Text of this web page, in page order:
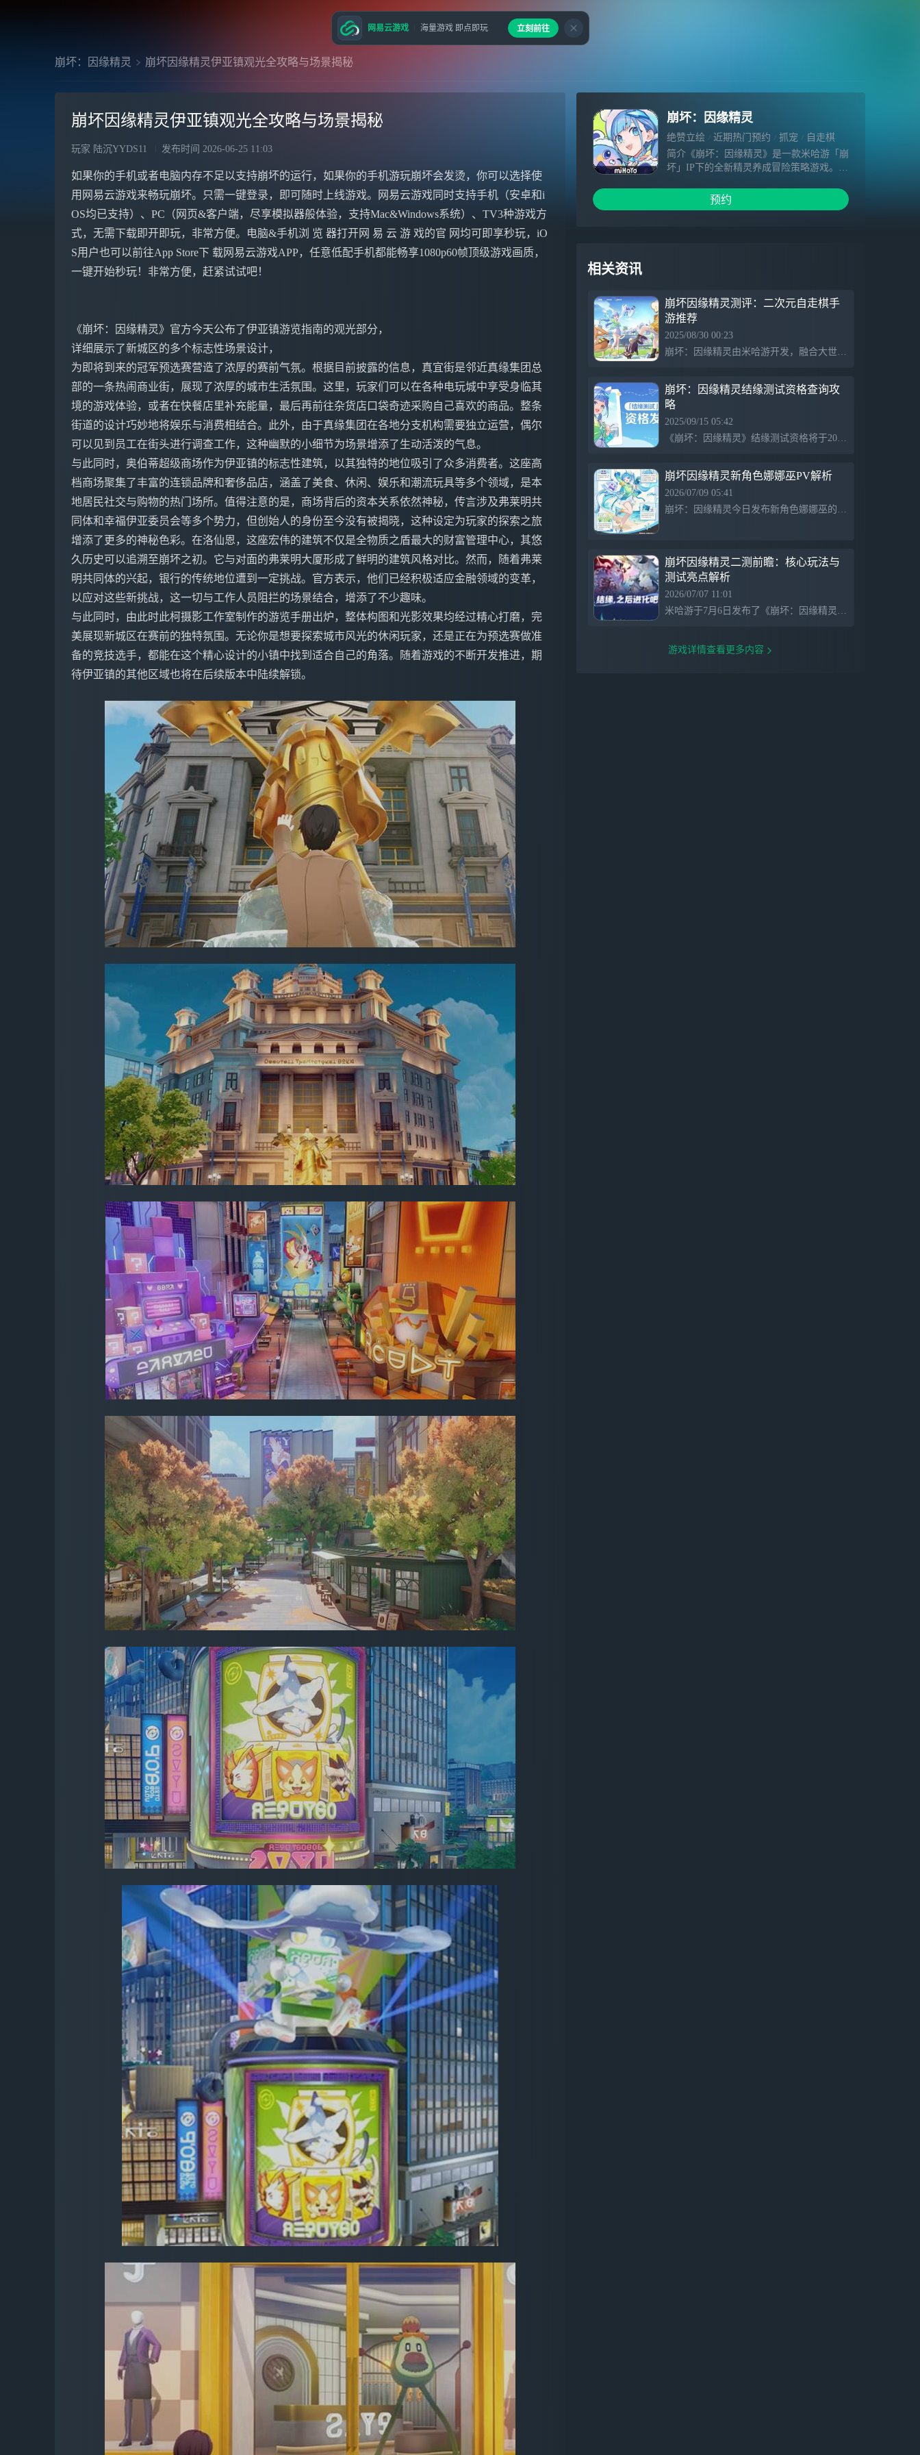
崩坏：因缘精灵 崩坏因缘精灵伊亚镇观光全攻略与场景揭秘
崩坏因缘精灵伊亚镇观光全攻略与场景揭秘
玩家 陆沉YYDS11 发布时间 2026-06-25 11:03
如果你的手机或者电脑内存不足以支持崩坏的运行，如果你的手机游玩崩坏会发烫，你可以选择使
用网易云游戏来畅玩崩坏。只需一键登录，即可随时上线游戏。网易云游戏同时支持手机（安卓和i
OS均已支持）、PC（网页&客户端，尽享模拟器般体验，支持Mac&Windows系统）、TV3种游戏方
式，无需下载即开即玩，非常方便。电脑&手机浏 览 器打开网 易 云 游 戏的官 网均可即享秒玩，iO
S用户也可以前往App Store下 载网易云游戏APP，任意低配手机都能畅享1080p60帧顶级游戏画质，
一键开始秒玩！非常方便，赶紧试试吧！
《崩坏：因缘精灵》官方今天公布了伊亚镇游览指南的观光部分，
详细展示了新城区的多个标志性场景设计，
为即将到来的冠军预选赛营造了浓厚的赛前气氛。根据目前披露的信息，真宜街是邻近真缘集团总
部的一条热闹商业街，展现了浓厚的城市生活氛围。这里，玩家们可以在各种电玩城中享受身临其
境的游戏体验，或者在快餐店里补充能量，最后再前往杂货店口袋奇迹采购自己喜欢的商品。整条
街道的设计巧妙地将娱乐与消费相结合。此外，由于真缘集团在各地分支机构需要独立运营，偶尔
可以见到员工在街头进行调查工作，这种幽默的小细节为场景增添了生动活泼的气息。
与此同时，奥伯蒂超级商场作为伊亚镇的标志性建筑，以其独特的地位吸引了众多消费者。这座高
档商场聚集了丰富的连锁品牌和奢侈品店，涵盖了美食、休闲、娱乐和潮流玩具等多个领域，是本
地居民社交与购物的热门场所。值得注意的是，商场背后的资本关系依然神秘，传言涉及弗莱明共
同体和幸福伊亚委员会等多个势力，但创始人的身份至今没有被揭晓，这种设定为玩家的探索之旅
增添了更多的神秘色彩。在洛仙恩，这座宏伟的建筑不仅是全物质之盾最大的财富管理中心，其悠
久历史可以追溯至崩坏之初。它与对面的弗莱明大厦形成了鲜明的建筑风格对比。然而，随着弗莱
明共同体的兴起，银行的传统地位遭到一定挑战。官方表示，他们已经积极适应金融领域的变革，
以应对这些新挑战，这一切与工作人员阻拦的场景结合，增添了不少趣味。
与此同时，由此时此柯摄影工作室制作的游览手册出炉，整体构图和光影效果均经过精心打磨，完
美展现新城区在赛前的独特氛围。无论你是想要探索城市风光的休闲玩家，还是正在为预选赛做准
备的竞技选手，都能在这个精心设计的小镇中找到适合自己的角落。随着游戏的不断开发推进，期
待伊亚镇的其他区域也将在后续版本中陆续解锁。
崩坏：因缘精灵
绝赞立绘 近期热门预约 抓宠
自走棋
养成
简介《崩坏：因缘精灵》是一款米哈游「崩
坏」IP下的全新精灵养成冒险策略游戏。在
旅行者，在新世界与精灵建立心与心的连
接，参与一场又一场因缘对决，并发掘隐藏
预约
相关资讯
崩坏因缘精灵测评：二次元自走棋手
游推荐
2025/08/30 00:23
崩坏：因缘精灵由米哈游开发，融合大世界探索、精灵养成与自走棋策略，已上线预约，官网预约超130万，收集66个精灵，玩法包括PVE对战，未明确PVP要素。
崩坏：因缘精灵结缘测试资格查询攻
略
2025/09/15 05:42
《崩坏：因缘精灵》结缘测试资格将于2025年9月15日起发放，用户可通过官网或邮箱查询。测试于9月17日至23日举行，官方提醒注意账号安全，避免账号交易和共享行为。
崩坏因缘精灵新角色娜娜巫PV解析
2026/07/09 05:41
崩坏：因缘精灵今日发布新角色娜娜巫的角色PV，展示了她作为小镇女孩对外面世界的向往，希望探索其他大陆与位面。娜娜巫是游戏进化测试中的新角色，测试于7月9日启动，支持PC、安卓和iOS平台。PV延续了游戏的奇幻风格，尽管设定较为常见，但将引入丰富的剧情线索。已获取资格的玩家可体验她的故事，未获取资格的玩家可期待后续测试机会。
崩坏因缘精灵二测前瞻：核心玩法与
测试亮点解析
2026/07/07 11:01
米哈游于7月6日发布了《崩坏：因缘精灵》的进化测试前瞻，测试将于7月9日开启，为限量不计费删档封闭测试，支持PC、iOS和安卓平台。游戏以结缘精灵为核心，玩家可探索世界、收服精灵并参与因缘对决。新增的巅峰俱乐部自走棋玩法和精灵进化系统将提升游戏体验，游戏还兼顾收集与休闲，支持自定义精灵名称和离线派遣系统。剧情延续崩坏宇宙，经典角色重现。
游戏详情查看更多内容
网易云游戏 海量游戏 即点即玩 立刻前往